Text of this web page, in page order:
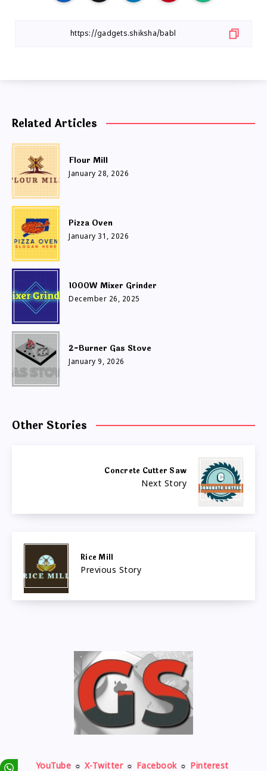
Related Articles
Flour Mill
January 28, 2026
Pizza Oven
January 31, 2026
1000W Mixer Grinder
December 26, 2025
2-Burner Gas Stove
January 9, 2026
Other Stories
Concrete Cutter Saw
Next Story
Rice Mill
Previous Story
YouTube ☼ X-Twitter☼ Facebook☼ Pinterest